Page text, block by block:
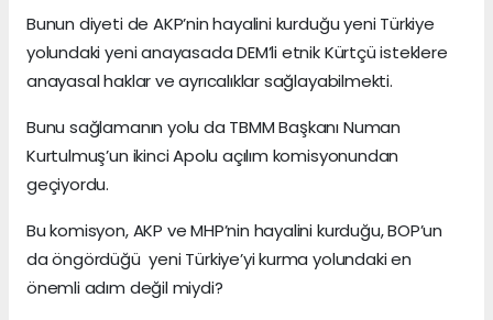
Bunun diyeti de AKP’nin hayalini kurduğu yeni Türkiye
yolundaki yeni anayasada DEM’li etnik Kürtçü isteklere
anayasal haklar ve ayrıcalıklar sağlayabilmekti.
Bunu sağlamanın yolu da TBMM Başkanı Numan
Kurtulmuş’un ikinci Apolu açılım komisyonundan
geçiyordu.
Bu komisyon, AKP ve MHP’nin hayalini kurduğu, BOP’un
da öngördüğü yeni Türkiye’yi kurma yolundaki en
önemli adım değil miydi?